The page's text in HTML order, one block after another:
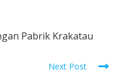
Pabrik Krakatau
Next Post